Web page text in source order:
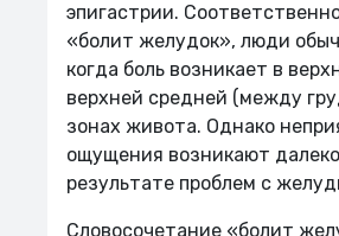
эпигастрии.
«болит желудок», люди
когда боль возникает в
верхней средней (между
зонах живота. Однако
ощущения возникают
результате проблем с
Словосочетание «болит